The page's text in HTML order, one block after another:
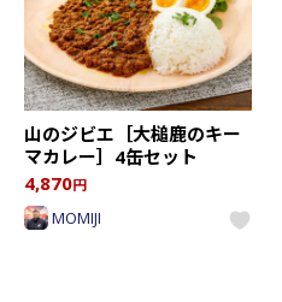
山のジビエ［大槌鹿のキー
マカレー］4缶セット
4,870円
MOMIJI